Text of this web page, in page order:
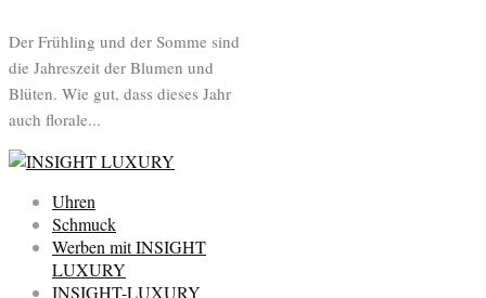
Der Frühling und der Somme sind
die Jahreszeit der Blumen und
Blüten. Wie gut, dass dieses Jahr
auch florale...
Uhren
Schmuck
Werben mit INSIGHT
LUXURY
INSIGHT-LUXURY